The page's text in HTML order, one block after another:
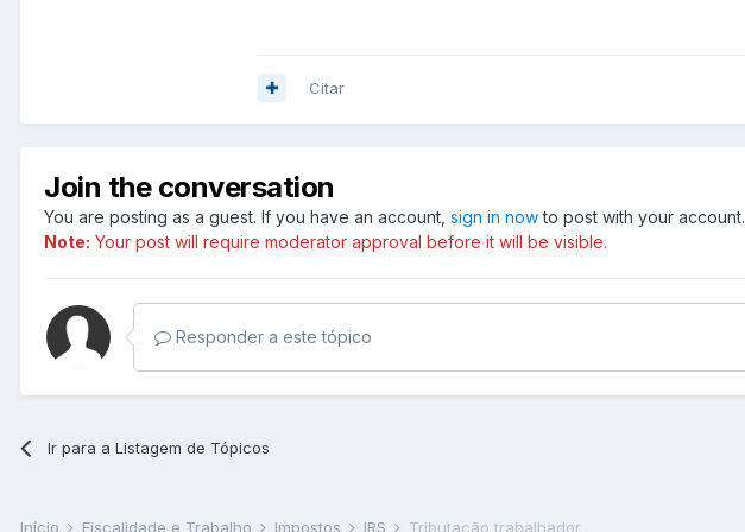
Citar
Join the conversation
You are posting as a guest. If you have an account, sign in nowto post with your account.
Note: Your post will require moderator approval before it will be visible.
Responder a este tópico
Ir para a Listagem de Tópicos
Início Fiscalidade e Trabalho Impostos IRS Tributação trabalhador